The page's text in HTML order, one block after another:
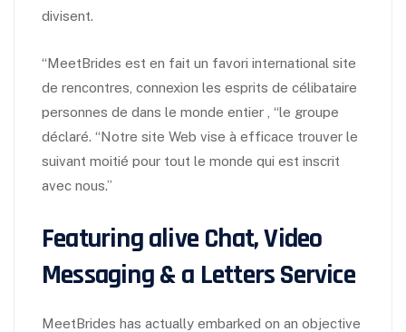
divisent.
“MeetBrides est en fait un favori international site
de rencontres, connexion les esprits de célibataire
personnes de dans le monde entier , “le groupe
déclaré. “Notre site Web vise ​​à efficace trouver le
suivant moitié pour tout le monde qui est inscrit
avec nous.”
Featuring alive Chat, Video
Messaging & a Letters Service
MeetBrides has actually embarked on an objective